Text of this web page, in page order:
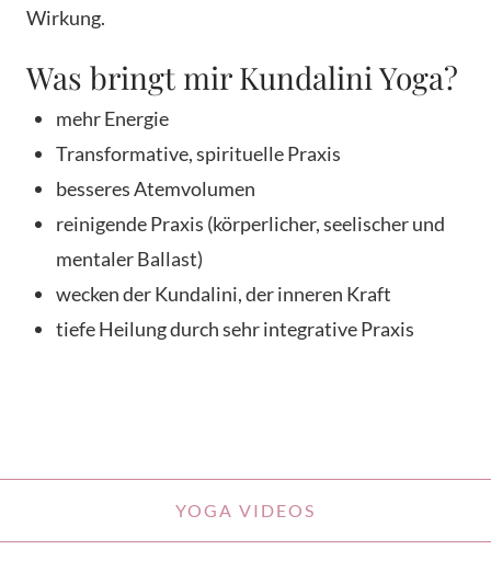
Wirkung.
Was bringt mir Kundalini Yoga?
mehr Energie
Transformative, spirituelle Praxis
besseres Atemvolumen
reinigende Praxis (körperlicher, seelischer und
mentaler Ballast)
wecken der Kundalini, der inneren Kraft
tiefe Heilung durch sehr integrative Praxis
YOGA VIDEOS